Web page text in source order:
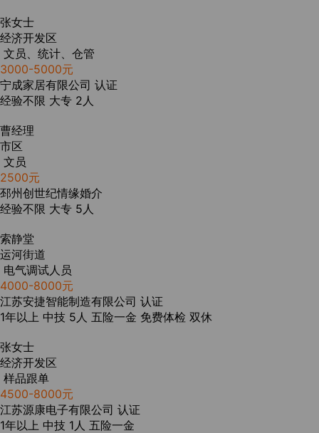
张女士
经济开发区
文员、统计、仓管
3000-5000元
宁成家居有限公司 认证
经验不限 大专 2人
曹经理
市区
文员
2500元
邳州创世纪情缘婚介
经验不限 大专 5人
索静堂
运河街道
电气调试人员
4000-8000元
江苏安捷智能制造有限公司 认证
1年以上 中技 5人 五险一金 免费体检 双休
张女士
经济开发区
样品跟单
4500-8000元
江苏源康电子有限公司 认证
1年以上 中技 1人 五险一金